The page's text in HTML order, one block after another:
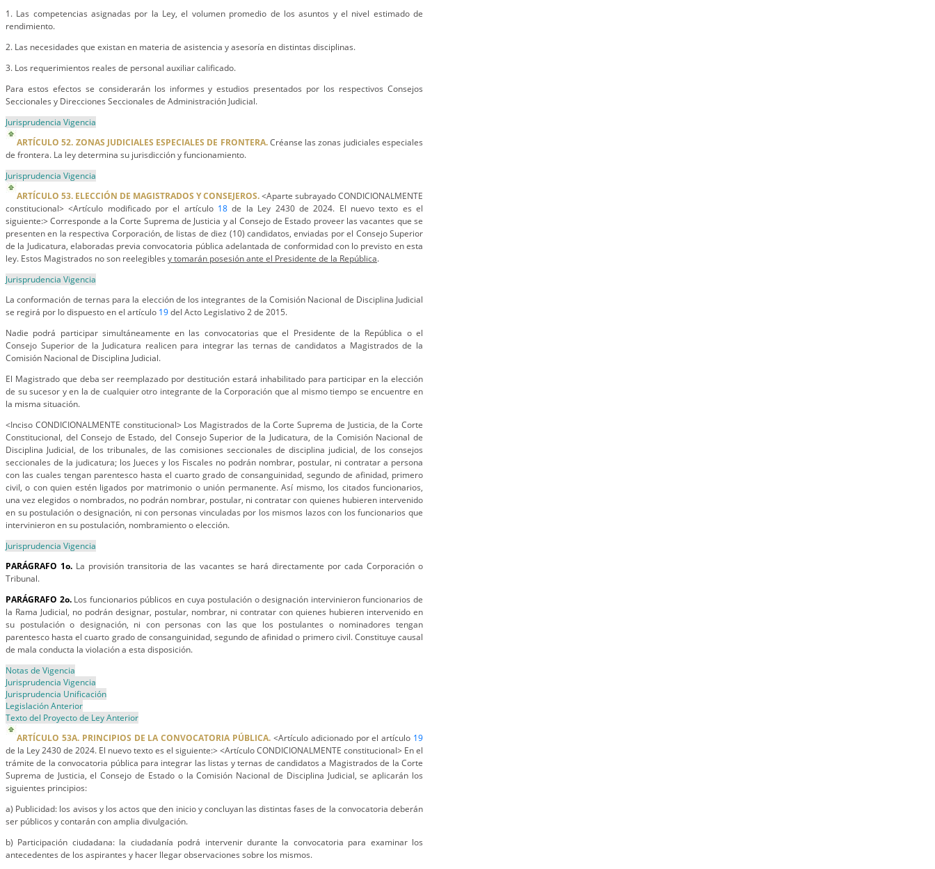
1. Las competencias asignadas por la Ley, el volumen promedio de los asuntos y el nivel estimado de
rendimiento.
2. Las necesidades que existan en materia de asistencia y asesoría en distintas disciplinas.
3. Los requerimientos reales de personal auxiliar calificado.
Para estos efectos se considerarán los informes y estudios presentados por los respectivos Consejos
Seccionales y Direcciones Seccionales de Administración Judicial.
Jurisprudencia Vigencia
ARTÍCULO 52. ZONAS JUDICIALES ESPECIALES DE FRONTERA.Créanse las zonas judiciales especiales
de frontera. La ley determina su jurisdicción y funcionamiento.
Jurisprudencia Vigencia
ARTÍCULO 53. ELECCIÓN DE MAGISTRADOS Y CONSEJEROS.<Aparte subrayado CONDICIONALMENTE
constitucional> <Artículo modificado por el artículo 18 de la Ley 2430 de 2024. El nuevo texto es el
siguiente:> Corresponde a la Corte Suprema de Justicia y al Consejo de Estado proveer las vacantes que se
presenten en la respectiva Corporación, de listas de diez (10) candidatos, enviadas por el Consejo Superior
de la Judicatura, elaboradas previa convocatoria pública adelantada de conformidad con lo previsto en esta
ley. Estos Magistrados no son reelegibles y tomarán posesión ante el Presidente de la República.
Jurisprudencia Vigencia
La conformación de ternas para la elección de los integrantes de la Comisión Nacional de Disciplina Judicial
se regirá por lo dispuesto en el artículo 19del Acto Legislativo 2 de 2015.
Nadie podrá participar simultáneamente en las convocatorias que el Presidente de la República o el
Consejo Superior de la Judicatura realicen para integrar las ternas de candidatos a Magistrados de la
Comisión Nacional de Disciplina Judicial.
El Magistrado que deba ser reemplazado por destitución estará inhabilitado para participar en la elección
de su sucesor y en la de cualquier otro integrante de la Corporación que al mismo tiempo se encuentre en
la misma situación.
<Inciso CONDICIONALMENTE constitucional> Los Magistrados de la Corte Suprema de Justicia, de la Corte
Constitucional, del Consejo de Estado, del Consejo Superior de la Judicatura, de la Comisión Nacional de
Disciplina Judicial, de los tribunales, de las comisiones seccionales de disciplina judicial, de los consejos
seccionales de la judicatura; los Jueces y los Fiscales no podrán nombrar, postular, ni contratar a persona
con las cuales tengan parentesco hasta el cuarto grado de consanguinidad, segundo de afinidad, primero
civil, o con quien estén ligados por matrimonio o unión permanente. Así mismo, los citados funcionarios,
una vez elegidos o nombrados, no podrán nombrar, postular, ni contratar con quienes hubieren intervenido
en su postulación o designación, ni con personas vinculadas por los mismos lazos con los funcionarios que
intervinieron en su postulación, nombramiento o elección.
Jurisprudencia Vigencia
PARÁGRAFO 1o. La provisión transitoria de las vacantes se hará directamente por cada Corporación o
Tribunal.
PARÁGRAFO 2o.Los funcionarios públicos en cuya postulación o designación intervinieron funcionarios de
la Rama Judicial, no podrán designar, postular, nombrar, ni contratar con quienes hubieren intervenido en
su postulación o designación, ni con personas con las que los postulantes o nominadores tengan
parentesco hasta el cuarto grado de consanguinidad, segundo de afinidad o primero civil. Constituye causal
de mala conducta la violación a esta disposición.
Notas de Vigencia
Jurisprudencia Vigencia
Jurisprudencia Unificación
Legislación Anterior
Texto del Proyecto de Ley Anterior
ARTÍCULO 53A. PRINCIPIOS DE LA CONVOCATORIA PÚBLICA. <Artículo adicionado por el artículo 19
de la Ley 2430 de 2024. El nuevo texto es el siguiente:> <Artículo CONDICIONALMENTE constitucional> En el
trámite de la convocatoria pública para integrar las listas y ternas de candidatos a Magistrados de la Corte
Suprema de Justicia, el Consejo de Estado o la Comisión Nacional de Disciplina Judicial, se aplicarán los
siguientes principios:
a) Publicidad: los avisos y los actos que den inicio y concluyan las distintas fases de la convocatoria deberán
ser públicos y contarán con amplia divulgación.
b) Participación ciudadana: la ciudadanía podrá intervenir durante la convocatoria para examinar los
antecedentes de los aspirantes y hacer llegar observaciones sobre los mismos.